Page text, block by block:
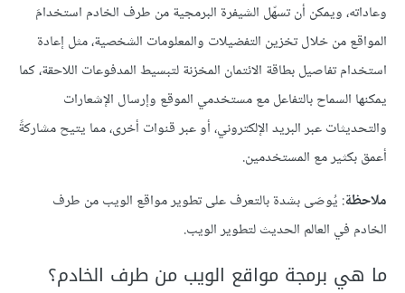
وعاداته، ويمكن أن تسهّل الشيفرة البرمجية من طرف الخادم استخدامَ
المواقع من خلال تخزين التفضيلات والمعلومات الشخصية، مثل إعادة
استخدام تفاصيل بطاقة الائتمان المخزنة لتبسيط المدفوعات اللاحقة، كما
يمكنها السماح بالتفاعل مع مستخدمي الموقع وإرسال الإشعارات
والتحديثات عبر البريد الإلكتروني، أو عبر قنوات أخرى، مما يتيح مشاركةً
أعمق بكثير مع المستخدمين.
ملاحظة: يُوصَى بشدة بالتعرف على تطوير مواقع الويب من طرف
الخادم في العالم الحديث لتطوير الويب.
ما هي برمجة مواقع الويب من طرف الخادم؟